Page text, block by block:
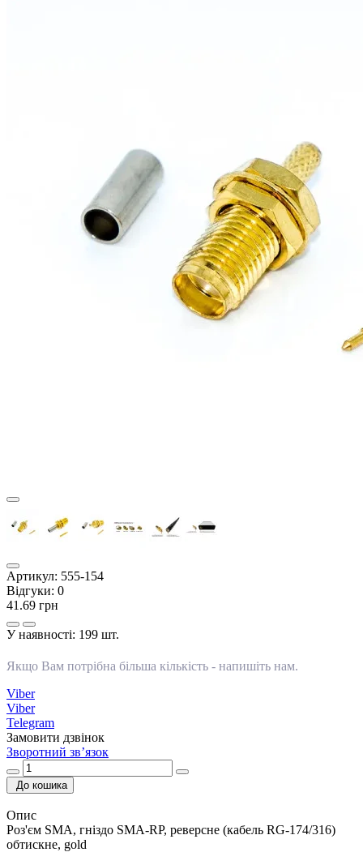
Артикул: 555-154
Відгуки: 0
41.69 грн
У наявності: 199 шт.
Якщо Вам потрібна більша кількість - напишіть нам.
Viber
Viber
Telegram
Замовити дзвінок
Зворотний зв’язок
До кошика
Опис
Роз'єм SMA, гніздо SMA-RP, реверсне (кабель RG-174/316)
обтискне, gold